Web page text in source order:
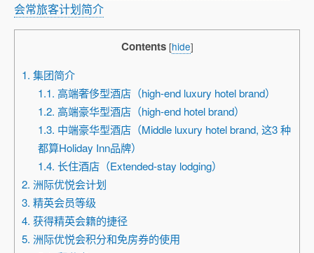
会常旅客计划简介
Contents [hide]
1. 集团简介
1.1. 高端奢侈型酒店（high-end luxury hotel brand）
1.2. 高端豪华型酒店（high-end hotel brand）
1.3. 中端豪华型酒店（Middle luxury hotel brand, 这3 种
都算Holiday Inn品牌）
1.4. 长住酒店（Extended-stay lodging）
2. 洲际优悦会计划
3. 精英会员等级
4. 获得精英会籍的捷径
5. 洲际优悦会积分和免房券的使用